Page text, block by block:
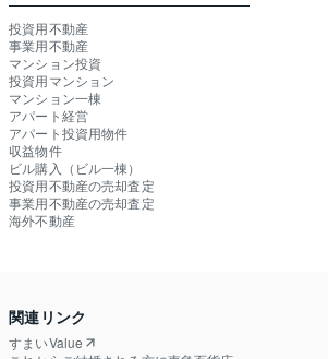
投資用不動産
事業用不動産
マンション投資
投資用マンション
マンション一棟
アパート経営
アパート投資用物件
収益物件
ビル購入（ビル一棟）
投資用不動産の売却査定
事業用不動産の売却査定
海外不動産
関連リンク
すまいValue